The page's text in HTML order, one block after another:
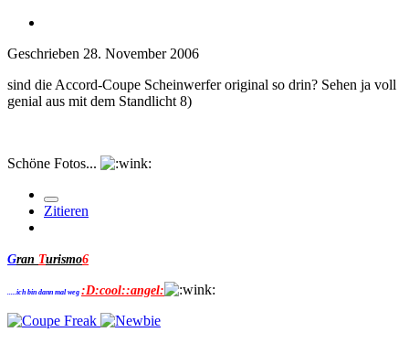
Geschrieben 28. November 2006
sind die Accord-Coupe Scheinwerfer original so drin? Sehen ja voll
genial aus mit dem Standlicht 8)
Schöne Fotos...
Zitieren
Gran Turismo6
.....ich bin dann mal weg :D:cool::angel: